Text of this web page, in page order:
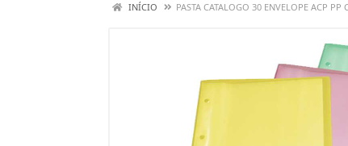
INÍCIO PASTA CATALOGO 30 ENVELOPE ACP